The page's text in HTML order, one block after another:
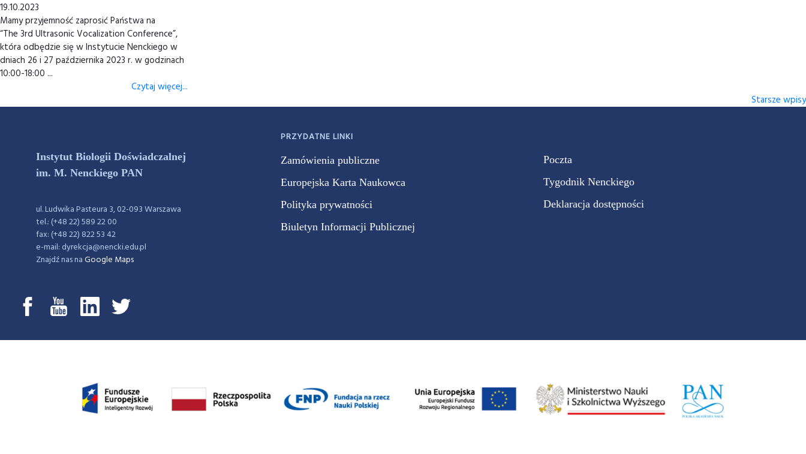
19.10.2023
Mamy przyjemność zaprosić Państwa na
“The 3rd Ultrasonic Vocalization Conference”,
która odbędzie się w Instytucie Nenckiego w
dniach 26 i 27 października 2023 r. w godzinach
10:00-18:00 ...
Czytaj więcej...
Starsze wpisy
Instytut Biologii Doświadczalnej
im. M. Nenckiego PAN
ul. Ludwika Pasteura 3, 02-093 Warszawa
tel.: (+48 22) 589 22 00
fax: (+48 22) 822 53 42
e-mail: dyrekcja@nencki.edu.pl
Znajdź nas naGoogle Maps
PRZYDATNE LINKI
Zamówienia publiczne
Europejska Karta Naukowca
Polityka prywatności
Biuletyn Informacji Publicznej
Poczta
Tygodnik Nenckiego
Deklaracja dostępności